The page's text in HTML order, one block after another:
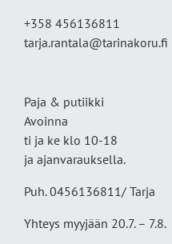
+358 456136811
tarja.rantala@tarinakoru.fi
Paja & putiikki
Avoinna
ti ja ke klo 10-18
ja ajanvarauksella.
Puh. 0456136811/ Tarja
Yhteys myyjään 20.7. –